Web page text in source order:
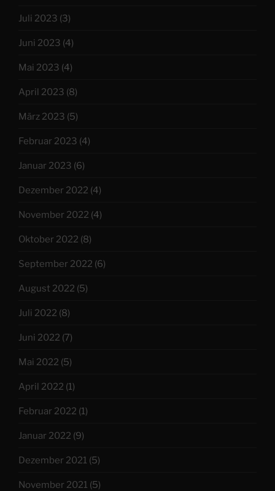
Juli 2023 (3)
Juni 2023 (4)
Mai 2023 (4)
April 2023 (8)
März 2023 (5)
Februar 2023 (4)
Januar 2023 (6)
Dezember 2022 (4)
November 2022 (4)
Oktober 2022 (8)
September 2022 (6)
August 2022 (5)
Juli 2022 (8)
Juni 2022 (7)
Mai 2022 (5)
April 2022 (1)
Februar 2022 (1)
Januar 2022 (9)
Dezember 2021 (5)
November 2021 (5)